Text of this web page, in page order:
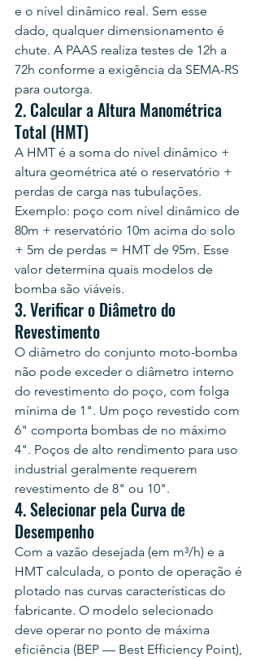
e o nível dinâmico real. Sem esse
dado, qualquer dimensionamento é
chute. A PAAS realiza testes de 12h a
72h conforme a exigência da SEMA-RS
para outorga.
2. Calcular a Altura Manométrica
Total (HMT)
A HMT é a soma do nível dinâmico +
altura geométrica até o reservatório +
perdas de carga nas tubulações.
Exemplo: poço com nível dinâmico de
80m + reservatório 10m acima do solo
+ 5m de perdas = HMT de 95m. Esse
valor determina quais modelos de
bomba são viáveis.
3. Verificar o Diâmetro do
Revestimento
O diâmetro do conjunto moto-bomba
não pode exceder o diâmetro interno
do revestimento do poço, com folga
mínima de 1". Um poço revestido com
6" comporta bombas de no máximo
4". Poços de alto rendimento para uso
industrial geralmente requerem
revestimento de 8" ou 10".
4. Selecionar pela Curva de
Desempenho
Com a vazão desejada (em m³/h) e a
HMT calculada, o ponto de operação é
plotado nas curvas características do
fabricante. O modelo selecionado
deve operar no ponto de máxima
eficiência (BEP — Best Efficiency Point),